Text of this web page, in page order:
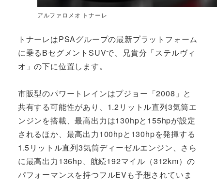
アルファロメオ トナーレ
トナーレはPSAグループの最新プラットフォーム
に乗るBセグメントSUVで、兄貴分「ステルヴィ
オ」の下に位置します。
市販型のパワートレインはプジョー「2008」と
共有する可能性があり、1.2リットル直列3気筒エ
ンジンを搭載、最高出力は130hpと155hpが設定
されるほか、最高出力100hpと130hpを発揮する
1.5リットル直列3気筒ディーゼルエンジン、さら
に最高出力136hp、航続192マイル（312km）の
パフォーマンスを持つフルEVも予想されていま